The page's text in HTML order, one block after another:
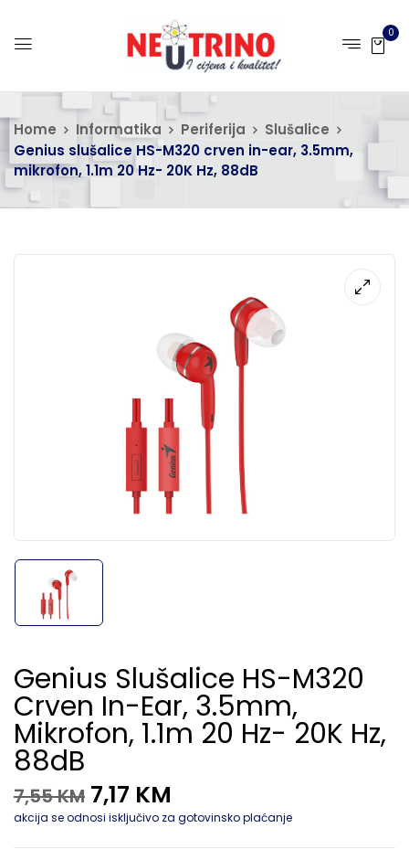
0
Home Informatika Periferija
Slušalice
Genius slušalice HS-M320 crven in-ear, 3.5mm,
mikrofon, 1.1m 20 Hz- 20K Hz, 88dB
Genius Slušalice HS-M320
Crven In-Ear, 3.5mm,
Mikrofon, 1.1m 20 Hz- 20K Hz,
88dB
7,55KM 7,17 KM
akcija se odnosi isključivo za gotovinsko plaćanje